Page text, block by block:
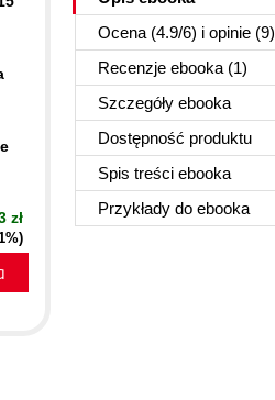
Ocena (4.9/6) i opinie (9)
Recenzje ebooka (1)
Szczegóły ebooka
Dostępność produktu
Spis treści ebooka
Przykłady do ebooka
zł